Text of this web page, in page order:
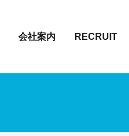
会社案内 RECRUIT